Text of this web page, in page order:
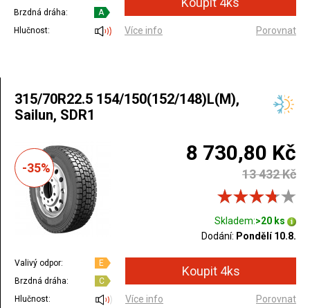
Brzdná dráha:
A
Hlučnost:
Více info Porovnat
315/70R22.5 154/150(152/148)L(M),
Sailun, SDR1
-35%
8 730,80 Kč
13 432 Kč
Skladem:>20 ks
Dodání: Pondělí 10.8.
Valivý odpor:
E
Brzdná dráha:
C
Hlučnost:
Více info Porovnat